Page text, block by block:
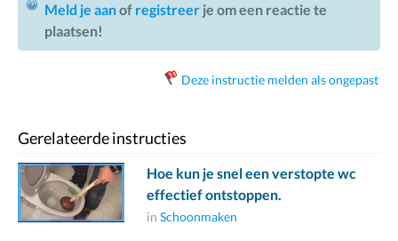
Meld je aanof registreer je om een reactie te
plaatsen!
Deze instructie melden als ongepast
Gerelateerde instructies
Hoe kun je snel een verstopte wc
effectief ontstoppen.
in Schoonmaken